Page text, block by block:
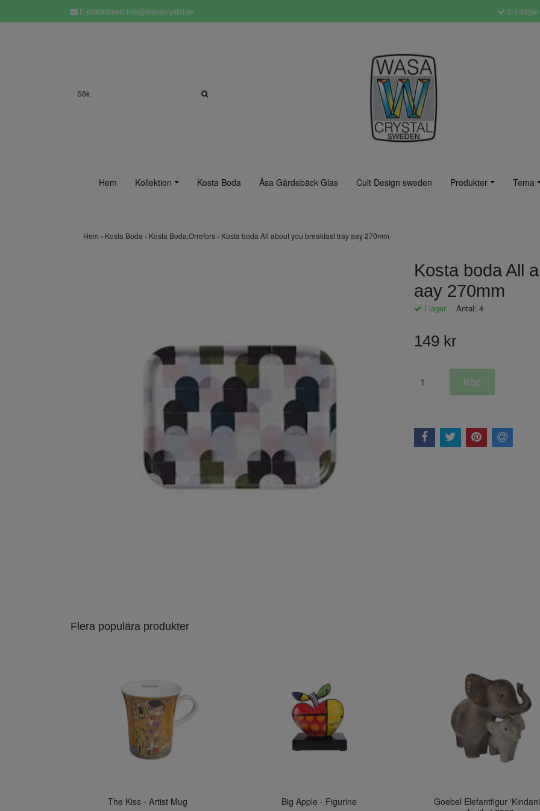
E-postadress: info@wasacrystal.se 2-4
Hem Kollektion Kosta Boda Åsa Gårdebäck Glas Cult Design sweden Produkter Tema
Hem › Kosta Boda › Kosta Boda,Orrefors › Kosta boda All about you breakfast tray aay 270mm
Kosta boda All
aay 270mm
I lager. Antal: 4
149 kr
Flera populära produkter
The Kiss - Artist Mug Big Apple - Figurine
Goebel Elefantfigur